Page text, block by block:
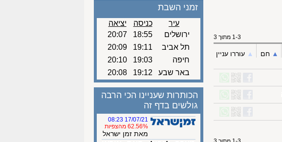
1-3 מתוך 3
▲︎ חם ▲︎ עוררו עניין
זמני השבת
עיר כניסה
יציאה
ירושלים
18:55
20:07
תל אביב
19:11
20:09
חיפה
19:03
20:10
באר שבע
19:12
20:08
הכותרות שעניינו הכי הרבה
גולשים בדף זה
17/07/21 08:23
62.56% מהצפיות
מאת זמן ישראל